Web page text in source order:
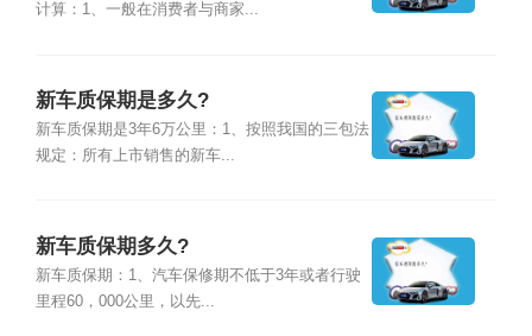
计算：1、一般在消费者与商家...
新车质保期是多久?
新车质保期是3年6万公里：1、按照我国的三包法
规定：所有上市销售的新车...
新车质保期多久?
新车质保期：1、汽车保修期不低于3年或者行驶
里程60，000公里，以先...